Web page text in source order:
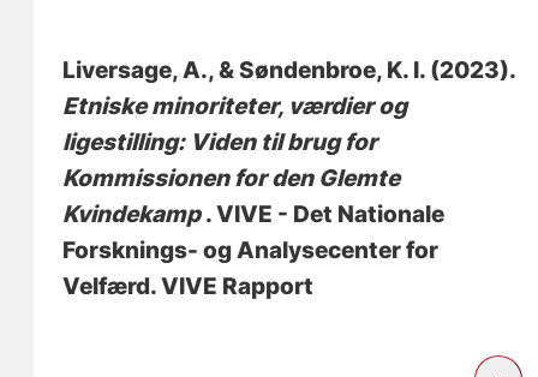
Liversage, A., & Søndenbroe, K. I. (2023).
Etniske minoriteter, værdier og
ligestilling: Viden til brug for
Kommissionen for den Glemte
Kvindekamp. VIVE - Det Nationale
Forsknings- og Analysecenter for
Velfærd. VIVE Rapport